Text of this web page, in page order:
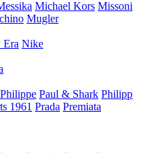
Michael Kors Missoni
Mugler
Era Nike
Paul & Shark Philipp
1961 Prada Premiata